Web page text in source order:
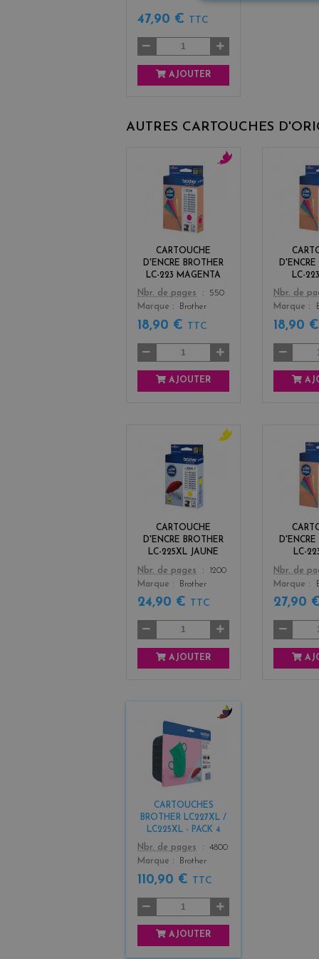
47,90 € TTC
AJOUTER
AUTRES CARTOUCHES
CARTOUCHE
D'ENCRE BROTHER
LC-223 MAGENTA
Color
Nbr. de pages
550
Marque
Brother
18,90 € TTC
AJOUTER
D'ENCRE
LC-
Color
Nbr. de
Marque
18,90 €
CARTOUCHE
D'ENCRE BROTHER
LC-225XL JAUNE
Color
Nbr. de pages
1200
Marque
Brother
24,90 € TTC
AJOUTER
D'ENCRE
LC-
Color
Nbr. de
Marque
27,90
CARTOUCHES
BROTHER LC227XL /
LC225XL - PACK 4
Color
Nbr. de pages
4800
Marque
Brother
110,90 € TTC
AJOUTER